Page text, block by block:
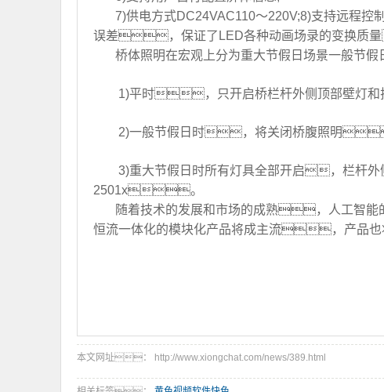
7)供电方式DC24VAC110～220V;8)支持远程
误差，保证了LED各种动画场录的变换
桥体照明在宏观上分为重大节假日场景一般节
1)平时，只开启桥栏杆外侧顶部壁灯和
2)一般节假日时，将关闭桥腹照明
3)重大节假日时所有灯具全部开启，栏杆
2501x。
随着技术的发展和市场的成熟，人工智
恒流一体化的模块化产品将成主流，产品
本文网址： http://www.xiongchat.com/news/389.html